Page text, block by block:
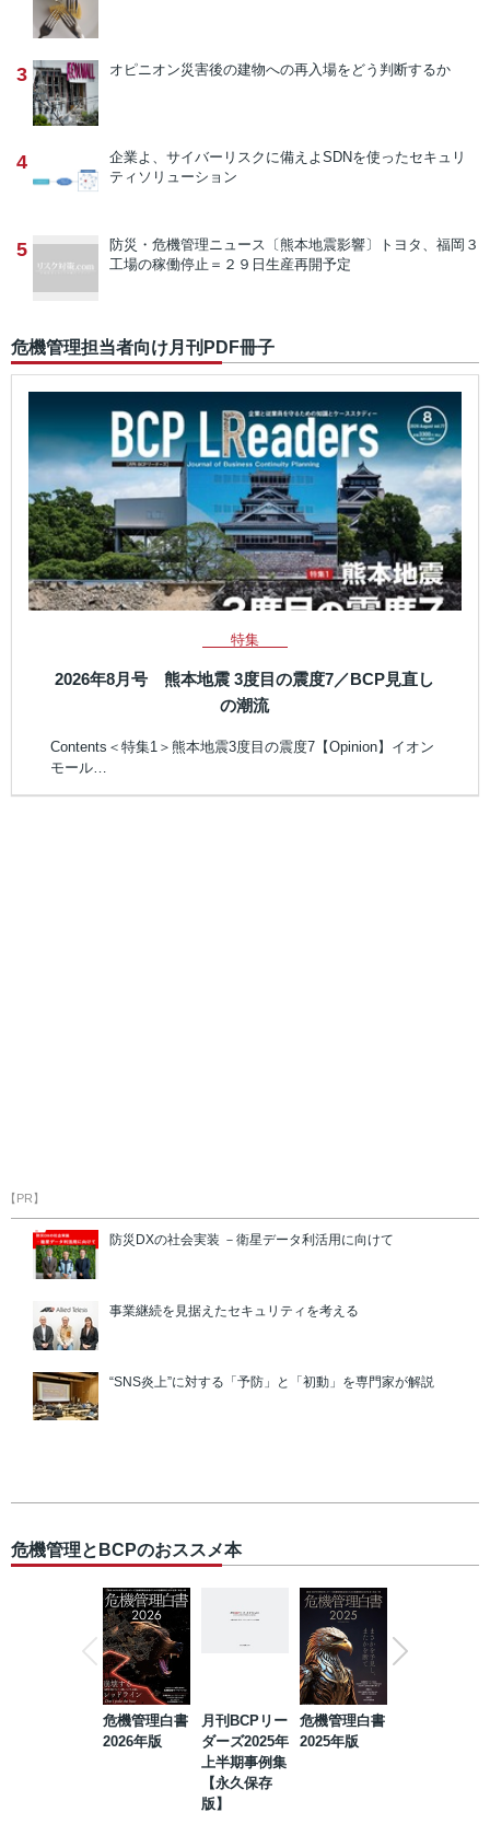
3 オピニオン災害後の建物への再入場をどう判断するか
4 企業よ、サイバーリスクに備えよ SDNを使ったセキュリ
ティソリューション
5 防災・危機管理ニュース 〔熊本地震影響〕トヨタ、福岡３
工場の稼働停止＝２９日生産再開予定
危機管理担当者向け月刊PDF冊子
特集
2026年8月号 熊本地震 3度目の震度7／BCP見直し
の潮流
Contents＜特集1＞熊本地震3度目の震度7【Opinion】イオン
モール…
【PR】
防災DXの社会実装 －衛星データ利活用に向けて
事業継続を見据えたセキュリティを考える
“SNS炎上”に対する「予防」と「初動」を専門家が解説
危機管理とBCPのおススメ本
危機管理白書
2026年版
月刊BCPリー
ダーズ2025年
上半期事例集
【永久保存
版】
危機管理白書
2025年版